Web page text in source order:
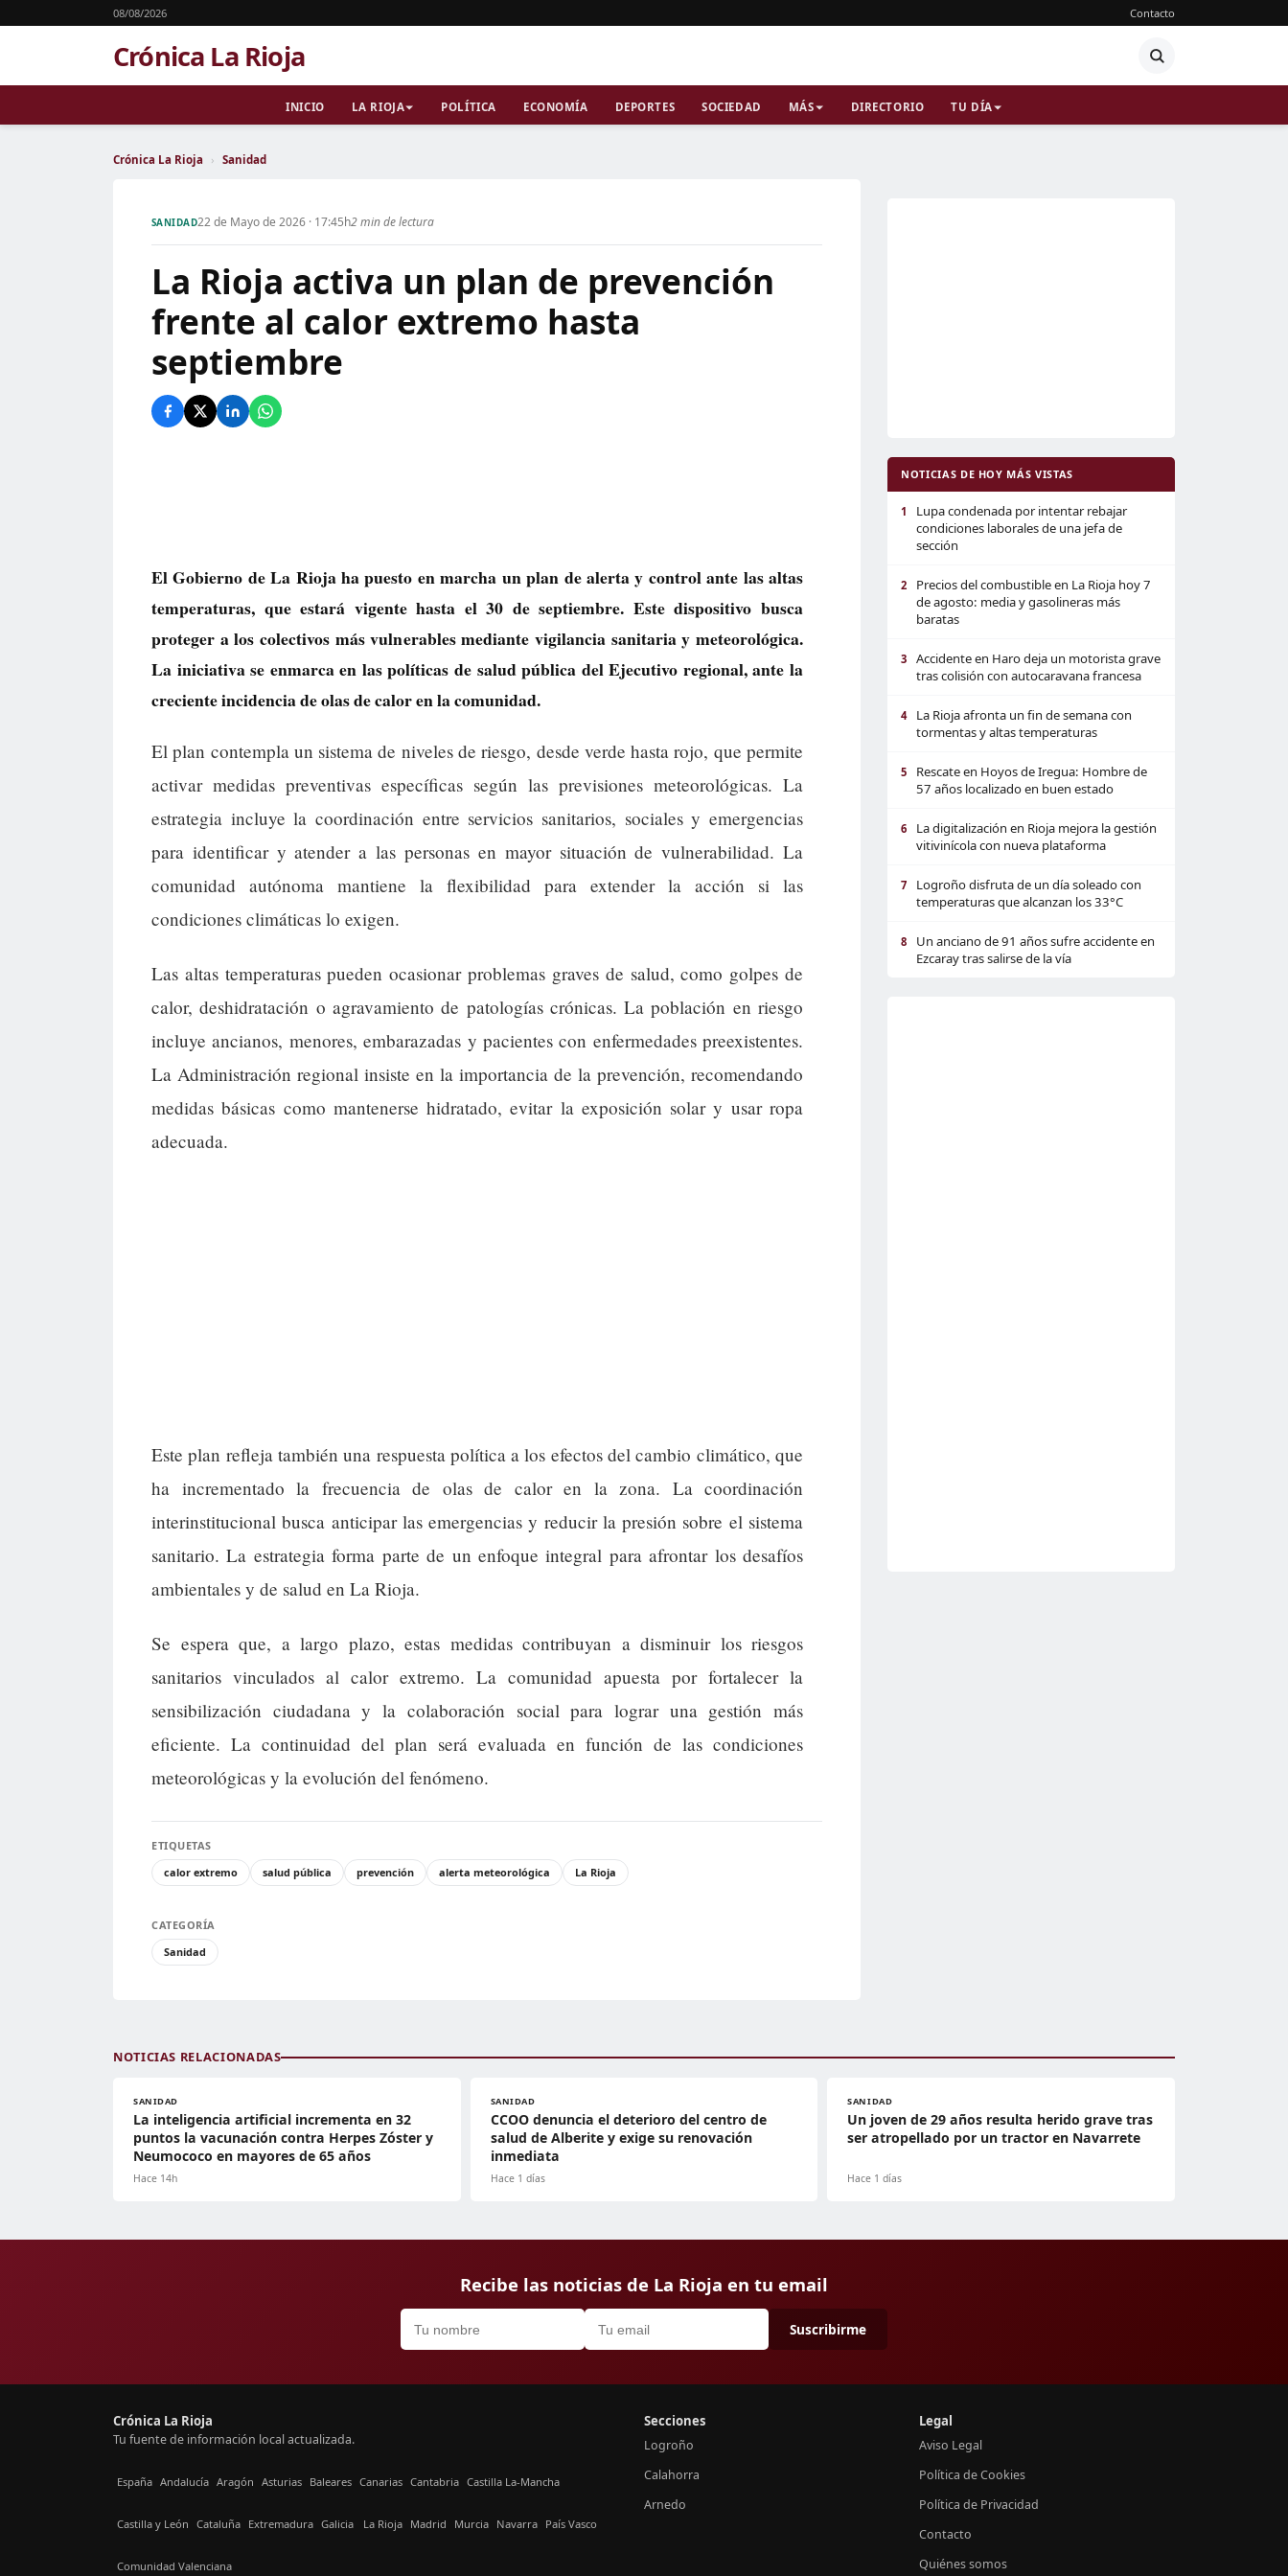
08/08/2026 Contacto
Crónica La Rioja
INICIO LA RIOJA POLÍTICA ECONOMÍA DEPORTES SOCIEDAD MÁS DIRECTORIO TU DÍA
Crónica La Rioja › Sanidad
SANIDAD22 de Mayo de 2026 · 17:45h2 min de lectura
La Rioja activa un plan de prevención
frente al calor extremo hasta
septiembre
El Gobierno de La Rioja ha puesto en marcha un plan de alerta y control ante las altas
temperaturas, que estará vigente hasta el 30 de septiembre. Este dispositivo busca
proteger a los colectivos más vulnerables mediante vigilancia sanitaria y meteorológica.
La iniciativa se enmarca en las políticas de salud pública del Ejecutivo regional, ante la
creciente incidencia de olas de calor en la comunidad.
El plan contempla un sistema de niveles de riesgo, desde verde hasta rojo, que permite
activar medidas preventivas específicas según las previsiones meteorológicas. La
estrategia incluye la coordinación entre servicios sanitarios, sociales y emergencias
para identificar y atender a las personas en mayor situación de vulnerabilidad. La
comunidad autónoma mantiene la flexibilidad para extender la acción si las
condiciones climáticas lo exigen.
Las altas temperaturas pueden ocasionar problemas graves de salud, como golpes de
calor, deshidratación o agravamiento de patologías crónicas. La población en riesgo
incluye ancianos, menores, embarazadas y pacientes con enfermedades preexistentes.
La Administración regional insiste en la importancia de la prevención, recomendando
medidas básicas como mantenerse hidratado, evitar la exposición solar y usar ropa
adecuada.
Este plan refleja también una respuesta política a los efectos del cambio climático, que
ha incrementado la frecuencia de olas de calor en la zona. La coordinación
interinstitucional busca anticipar las emergencias y reducir la presión sobre el sistema
sanitario. La estrategia forma parte de un enfoque integral para afrontar los desafíos
ambientales y de salud en La Rioja.
Se espera que, a largo plazo, estas medidas contribuyan a disminuir los riesgos
sanitarios vinculados al calor extremo. La comunidad apuesta por fortalecer la
sensibilización ciudadana y la colaboración social para lograr una gestión más
eficiente. La continuidad del plan será evaluada en función de las condiciones
meteorológicas y la evolución del fenómeno.
ETIQUETAS
calor extremo
salud pública prevención alerta meteorológica La Rioja
CATEGORÍA
Sanidad
NOTICIAS DE HOY MÁS VISTAS
1
Lupa condenada por intentar rebajar
condiciones laborales de una jefa de
sección
2
Precios del combustible en La Rioja hoy 7
de agosto: media y gasolineras más
baratas
3
Accidente en Haro deja un motorista grave
tras colisión con autocaravana francesa
4
La Rioja afronta un fin de semana con
tormentas y altas temperaturas
5
Rescate en Hoyos de Iregua: Hombre de
57 años localizado en buen estado
6
La digitalización en Rioja mejora la gestión
vitivinícola con nueva plataforma
7
Logroño disfruta de un día soleado con
temperaturas que alcanzan los 33°C
8
Un anciano de 91 años sufre accidente en
Ezcaray tras salirse de la vía
NOTICIAS RELACIONADAS
SANIDAD
La inteligencia artificial incrementa en 32
puntos la vacunación contra Herpes Zóster y
Neumococo en mayores de 65 años
Hace 14h
SANIDAD
CCOO denuncia el deterioro del centro de
salud de Alberite y exige su renovación
inmediata
Hace 1 días
SANIDAD
Un joven de 29 años resulta herido grave tras
ser atropellado por un tractor en Navarrete
Hace 1 días
Recibe las noticias de La Rioja en tu email
Suscribirme
Crónica La Rioja
Tu fuente de información local actualizada.
España Andalucía Aragón Asturias Baleares Canarias Cantabria Castilla La-Mancha
Castilla y León Cataluña Extremadura Galicia La Rioja Madrid Murcia Navarra País Vasco
Comunidad Valenciana
Secciones
Logroño
Calahorra
Arnedo
Legal
Aviso Legal
Política de Cookies
Política de Privacidad
Contacto
Quiénes somos